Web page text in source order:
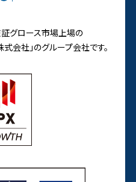
グロース市場上場の
式会社」のグループ会社です。